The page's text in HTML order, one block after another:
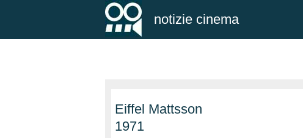
notizie cinema
Eiffel Mattsson
1971